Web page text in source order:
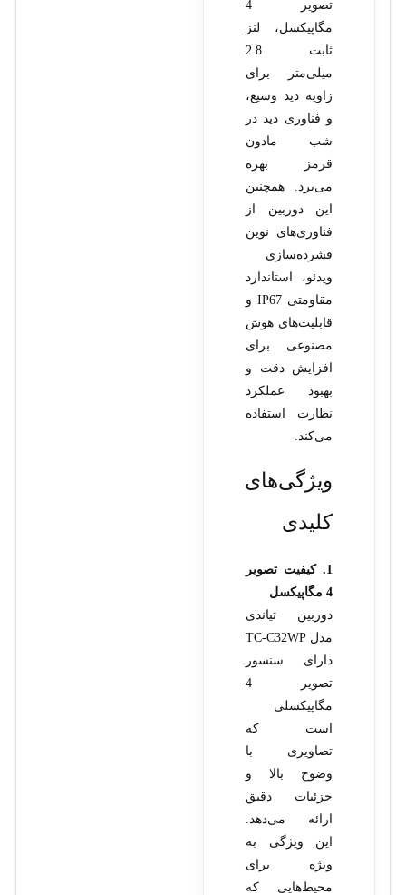
تصویر 4
مگاپیکسل، لنز
ثابت 2.8
میلی‌متر برای
زاویه دید وسیع،
و فناوری دید در
شب مادون
قرمز بهره
می‌برد. همچنین
این دوربین از
فناوری‌های نوین
فشرده‌سازی
ویدئو، استاندارد
مقاومتی IP67 و
قابلیت‌های هوش
مصنوعی برای
افزایش دقت و
بهبود عملکرد
نظارت استفاده
می‌کند.
ویژگی‌های
کلیدی
1. کیفیت تصویر
4 مگاپیکسل
دوربین تیاندی
مدل TC-C32WP
دارای سنسور
تصویر 4
مگاپیکسلی
است که
تصاویری با
وضوح بالا و
جزئیات دقیق
ارائه می‌دهد.
این ویژگی به
ویژه برای
محیط‌هایی که